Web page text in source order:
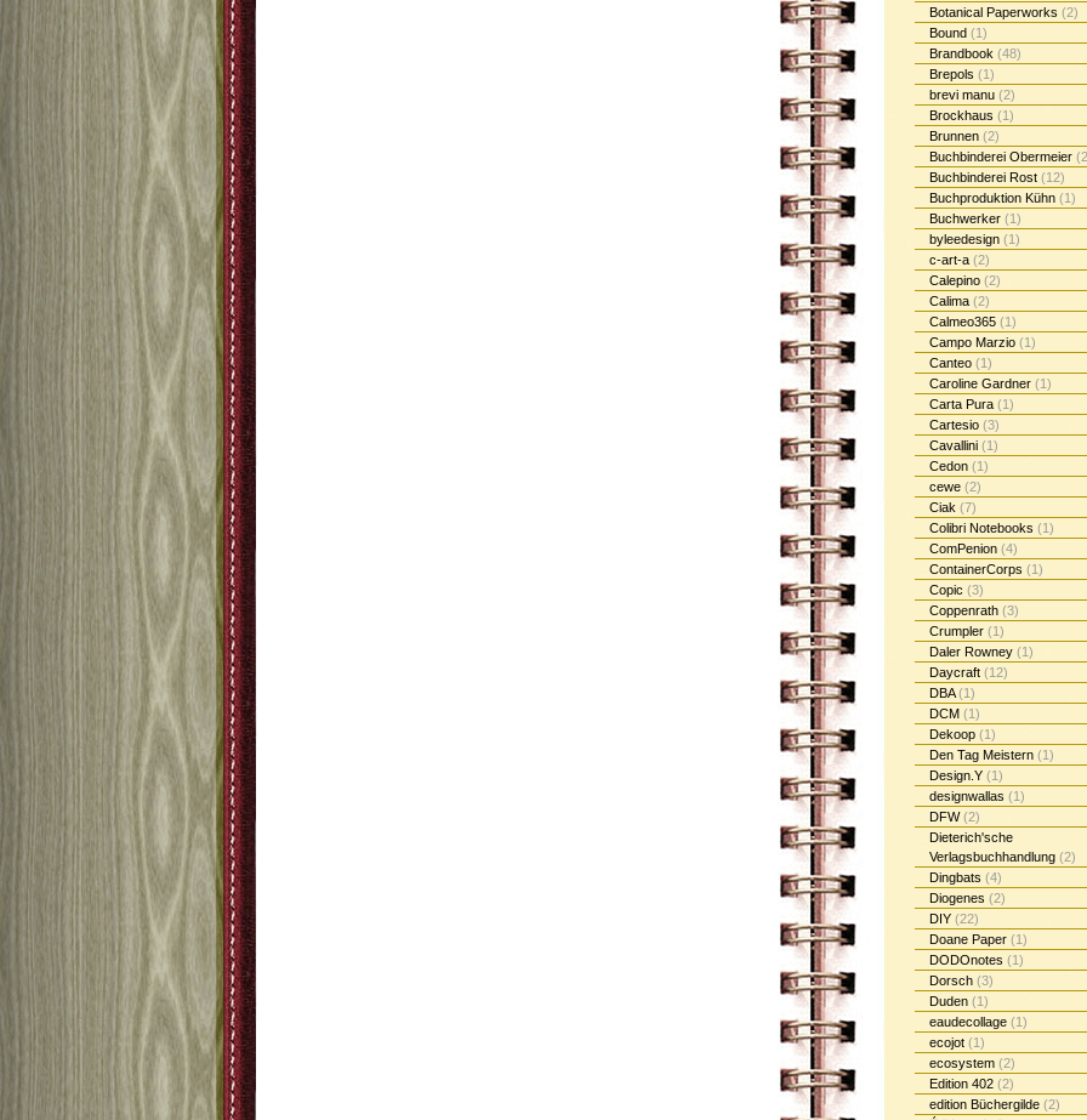
Botanical Paperworks (2)
Bound (1)
Brandbook (48)
Brepols (1)
brevi manu (2)
Brockhaus (1)
Brunnen (2)
Buchbinderei Obermeier
Buchbinderei Rost (12)
Buchproduktion Kühn (1)
Buchwerker (1)
byleedesign (1)
c-art-a (2)
Calepino (2)
Calima (2)
Calmeo365 (1)
Campo Marzio (1)
Canteo (1)
Caroline Gardner (1)
Carta Pura (1)
Cartesio (3)
Cavallini (1)
Cedon (1)
cewe (2)
Ciak (7)
Colibri Notebooks (1)
ComPenion (4)
ContainerCorps (1)
Copic (3)
Coppenrath (3)
Crumpler (1)
Daler Rowney (1)
Daycraft (12)
DBA(1)
DCM (1)
Dekoop (1)
Den Tag Meistern (1)
Design.Y (1)
designwallas (1)
DFW(2)
Dieterich'sche
Verlagsbuchhandlung (2)
Dingbats (4)
Diogenes (2)
DIY (22)
Doane Paper (1)
DODOnotes (1)
Dorsch (3)
Duden (1)
eaudecollage (1)
ecojot (1)
ecosystem (2)
Edition 402 (2)
edition Büchergilde (2)